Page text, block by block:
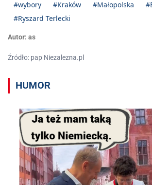
3. @JacekOsuch2
4.@elzbieta_duda
— Michał Drewnicki
#wybory #Kraków #Małopolska
#Ryszard Terlecki
Autor: as
Źródło: pap Niezalezna.pl
HUMOR